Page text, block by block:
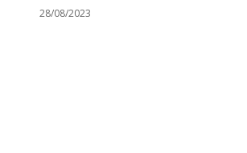
28/08/2023